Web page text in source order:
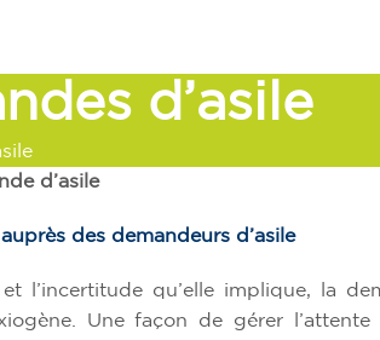
d’asile
d’asile
des demandeurs d’asile
l’incertitude qu’elle implique, la
Une façon de gérer